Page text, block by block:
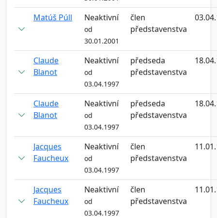
Matúš Púll Neaktivní
od
30.01.2001
člen
představenstva
Claude
Blanot
Neaktivní
od
03.04.1997
předseda
představenstva
Claude
Blanot
Neaktivní
od
03.04.1997
předseda
představenstva
Jacques
Faucheux
Neaktivní
od
03.04.1997
člen
představenstva
Jacques
Faucheux
Neaktivní
od
03.04.1997
člen
představenstva